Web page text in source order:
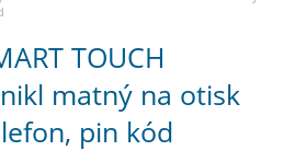
TOUCH
matný na otisk
pin kód